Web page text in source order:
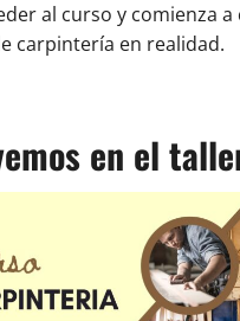
al curso y comienza
carpintería en realidad.
en el